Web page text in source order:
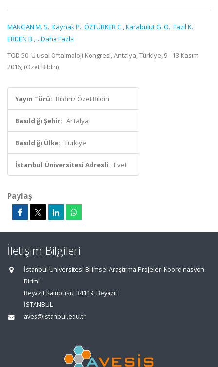
MANGAN M. S.,Kaynak P.,ÖZTÜRKER C.,Karabulut G. O.,Fazil K.,
ERDEN B., ...Daha Fazla
TOD 50. Ulusal Oftalmoloji Kongresi, Antalya, Türkiye, 9 - 13 Kasım
2016, (Özet Bildiri)
Yayın Türü: Bildiri / Özet Bildiri
Basıldığı Şehir: Antalya
Basıldığı Ülke: Türkiye
İstanbul Üniversitesi Adresli: Evet
Paylaş
İletişim Bilgileri
İstanbul Üniversitesi Bilimsel Araştırma Projeleri Koordinasyon
Birimi
Beyazıt Kampüsü, 34119, Beyazıt
İSTANBUL
aves@istanbul.edu.tr